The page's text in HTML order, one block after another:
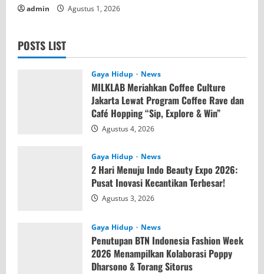
admin Agustus 1, 2026
POSTS LIST
Gaya Hidup News
MILKLAB Meriahkan Coffee Culture
Jakarta Lewat Program Coffee Rave dan
Café Hopping “Sip, Explore & Win”
Agustus 4, 2026
Gaya Hidup News
2 Hari Menuju Indo Beauty Expo 2026:
Pusat Inovasi Kecantikan Terbesar!
Agustus 3, 2026
Gaya Hidup News
Penutupan BTN Indonesia Fashion Week
2026 Menampilkan Kolaborasi Poppy
Dharsono & Torang Sitorus